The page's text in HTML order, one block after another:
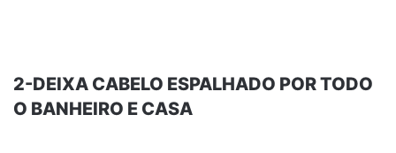
2-DEIXA CABELO ESPALHADO POR TODO
O BANHEIRO E CASA